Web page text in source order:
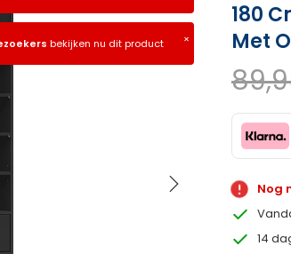
×
bekijken nu dit product
180
Met
Nog
14